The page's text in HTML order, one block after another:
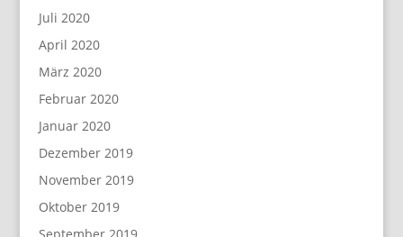
Juli 2020
April 2020
März 2020
Februar 2020
Januar 2020
Dezember 2019
November 2019
Oktober 2019